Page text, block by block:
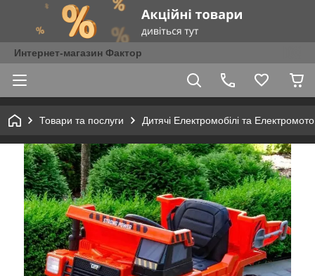
Интернет-магазин Фактор
Товари та послуги Дитячі Електромобілі та